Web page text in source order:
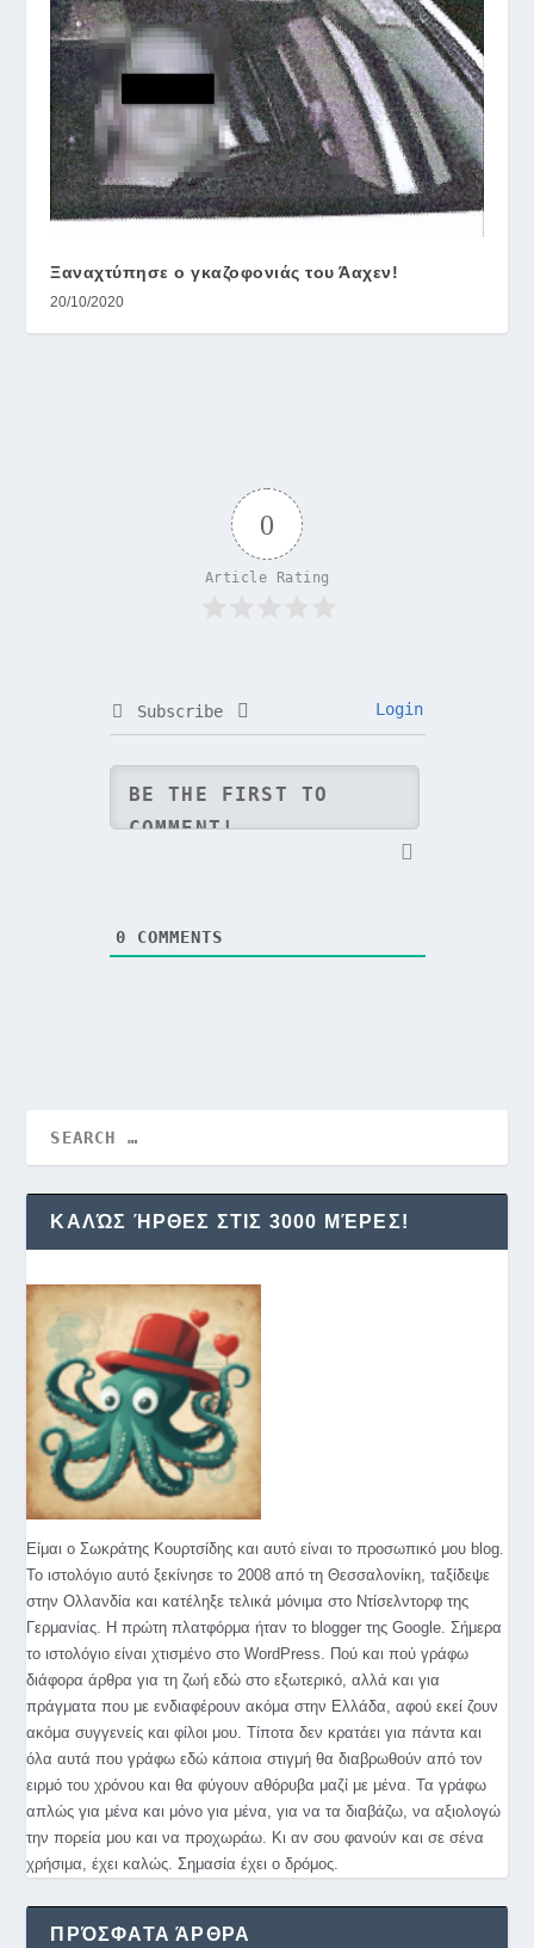
Ξαναχτύπησε ο γκαζοφονιάς του Άαχεν!
20/10/2020
0
Article Rating
Subscribe Login
0 COMMENTS
ΚΑΛΏΣ ΉΡΘΕΣ ΣΤΙΣ 3000 ΜΈΡΕΣ!
Είμαι ο Σωκράτης Κουρτσίδης και αυτό είναι το προσωπικό μου blog.
Το ιστολόγιο αυτό ξεκίνησε το 2008 από τη Θεσσαλονίκη, ταξίδεψε
στην Ολλανδία και κατέληξε τελικά μόνιμα στο Ντίσελντορφ της
Γερμανίας. Η πρώτη πλατφόρμα ήταν το blogger της Google. Σήμερα
το ιστολόγιο είναι χτισμένο στο WordPress. Πού και πού γράφω
διάφορα άρθρα για τη ζωή εδώ στο εξωτερικό, αλλά και για
πράγματα που με ενδιαφέρουν ακόμα στην Ελλάδα, αφού εκεί ζουν
ακόμα συγγενείς και φίλοι μου. Τίποτα δεν κρατάει για πάντα και
όλα αυτά που γράφω εδώ κάποια στιγμή θα διαβρωθούν από τον
ειρμό του χρόνου και θα φύγουν αθόρυβα μαζί με μένα. Τα γράφω
απλώς για μένα και μόνο για μένα, για να τα διαβάζω, να αξιολογώ
την πορεία μου και να προχωράω. Κι αν σου φανούν και σε σένα
χρήσιμα, έχει καλώς. Σημασία έχει ο δρόμος.
ΠΡΌΣΦΑΤΑ ΆΡΘΡΑ